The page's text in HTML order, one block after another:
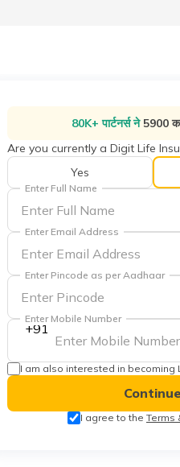
80K+ पार्टनर्स ने 5900
Are you currently a Digit Life
Yes
Enter Full Name
Enter Email Address
Enter Pincode as per Aadhaar
+91
Enter Mobile Number
I am also interested in becoming
Continue
I agree to the Terms